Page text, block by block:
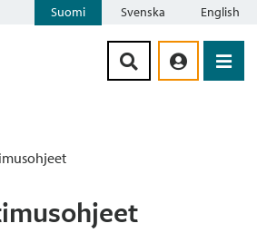
Suomi Svenska English